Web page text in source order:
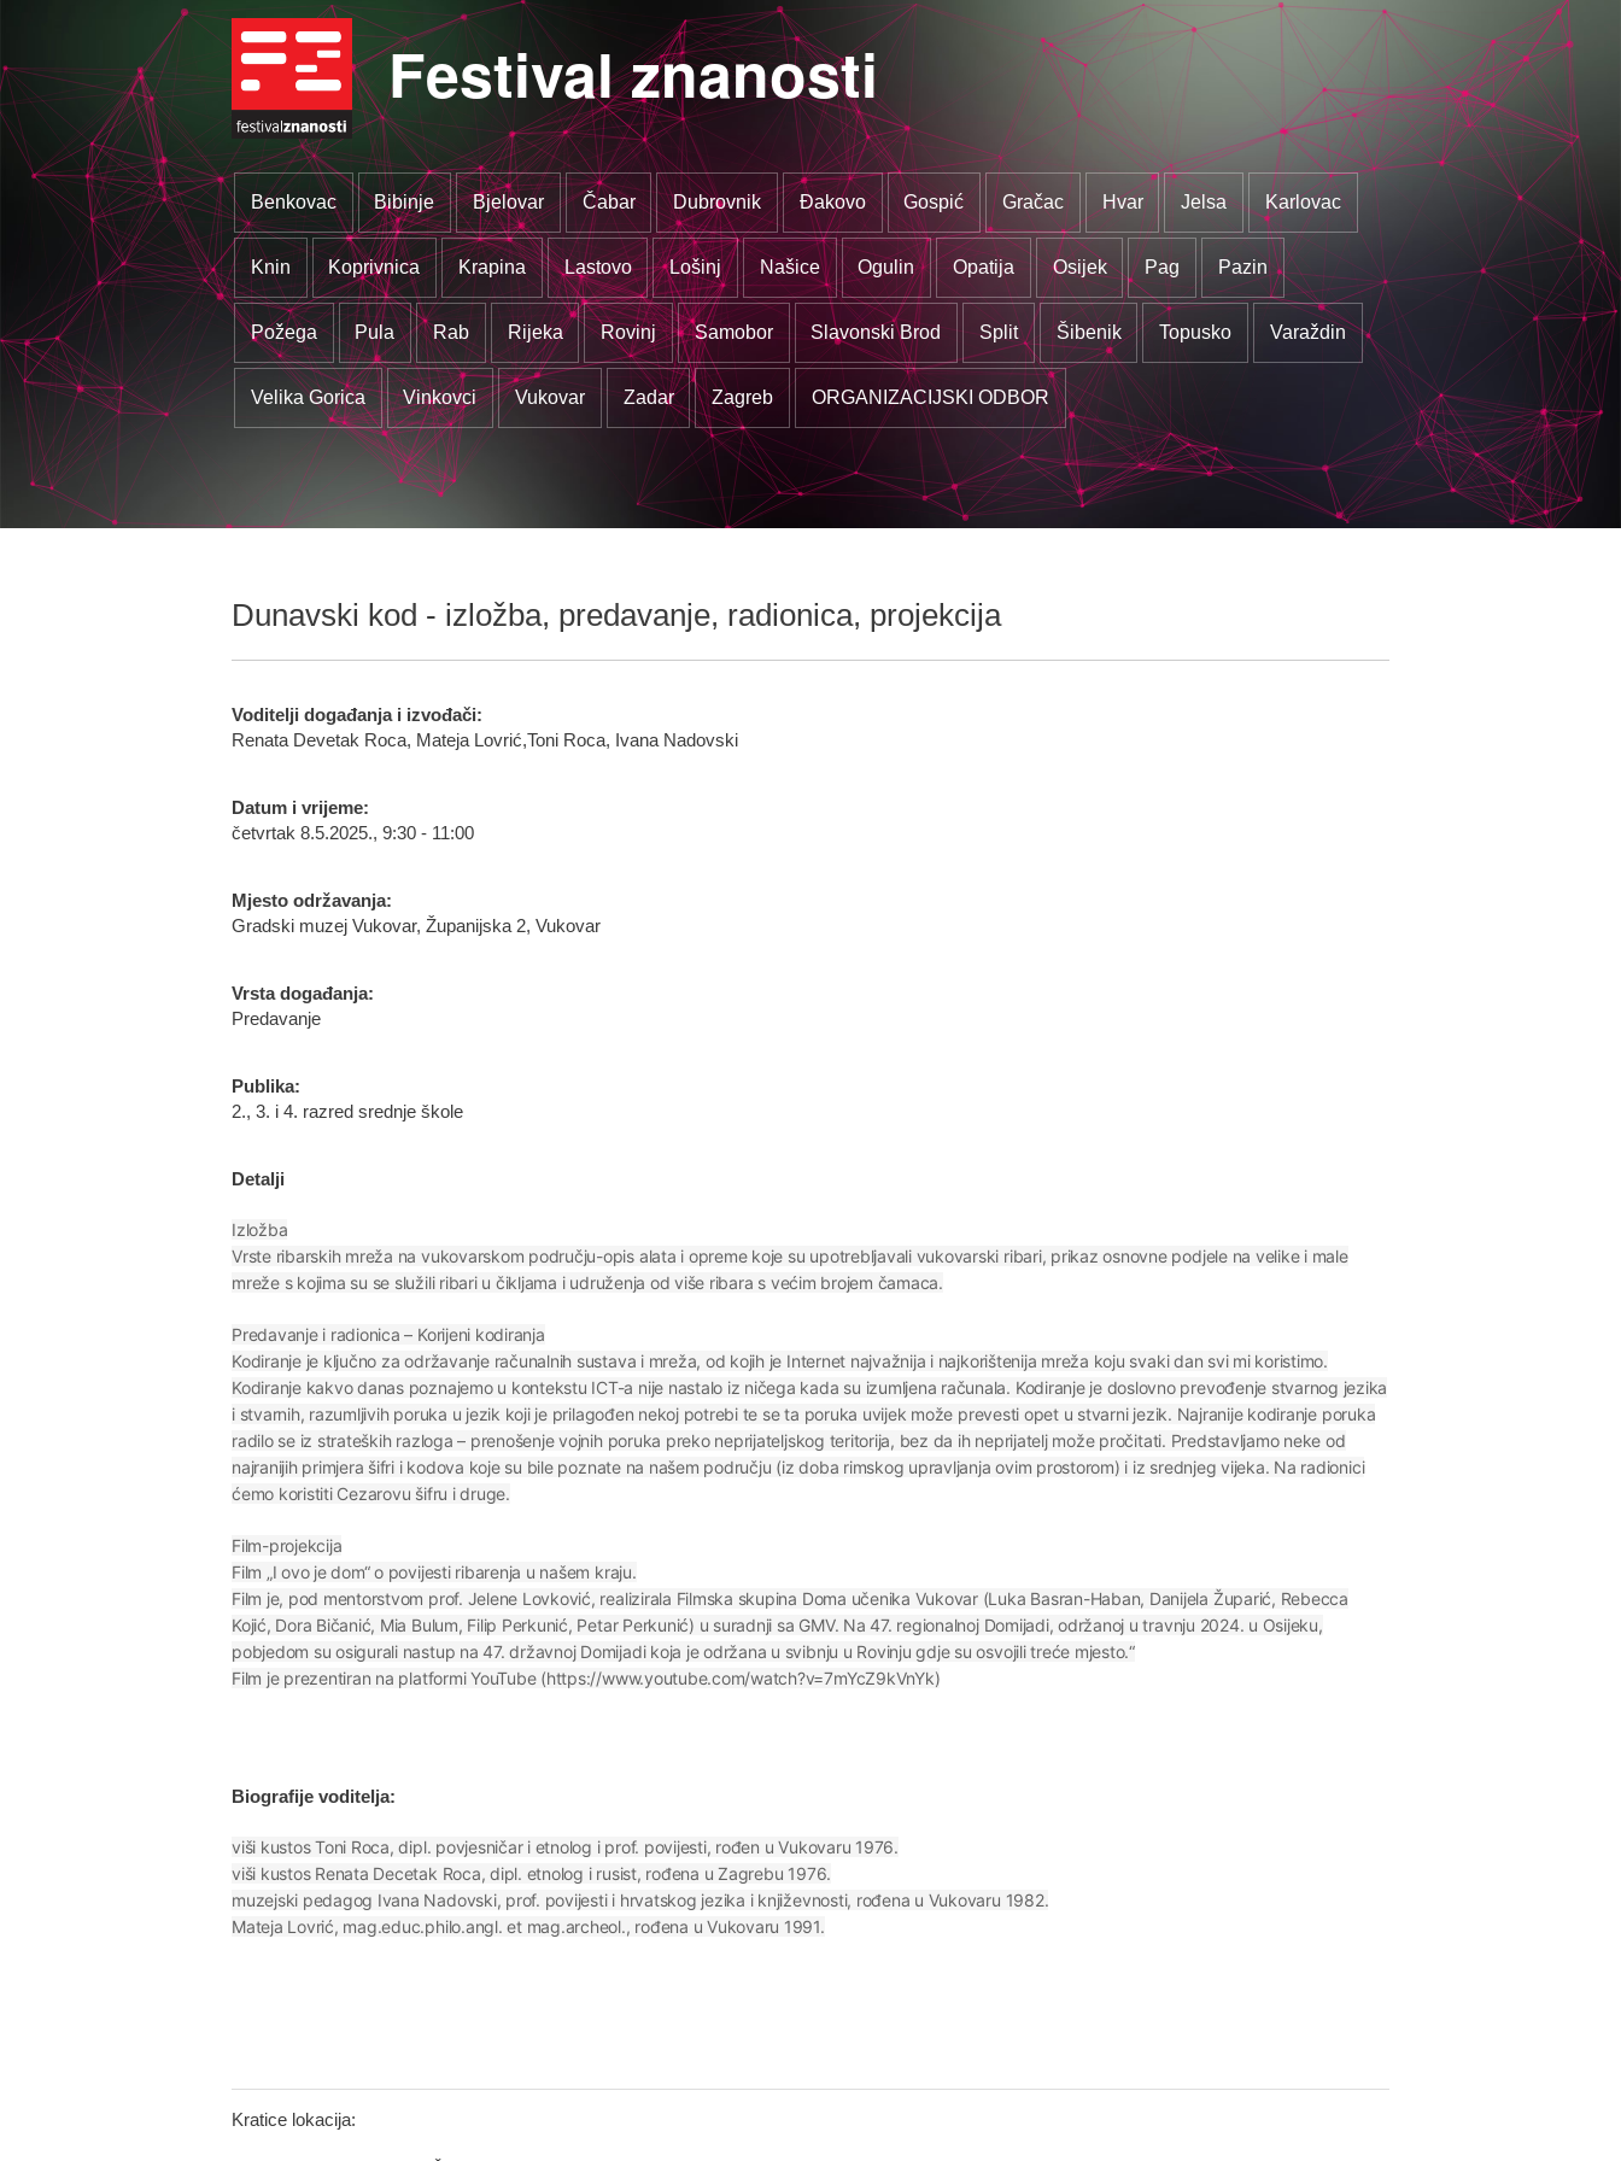
Festival znanosti
Benkovac Bibinje Bjelovar Čabar Dubrovnik Đakovo Gospić Gračac Hvar Jelsa Karlovac
Knin Koprivnica Krapina Lastovo Lošinj Našice Ogulin Opatija Osijek Pag Pazin
Požega Pula Rab Rijeka Rovinj Samobor Slavonski Brod Split Šibenik Topusko Varaždin
Velika Gorica Vinkovci Vukovar Zadar Zagreb ORGANIZACIJSKI ODBOR
Dunavski kod - izložba, predavanje, radionica, projekcija
Voditelji događanja i izvođači:
Renata Devetak Roca, Mateja Lovrić,Toni Roca, Ivana Nadovski
Datum i vrijeme:
četvrtak 8.5.2025., 9:30 - 11:00
Mjesto održavanja:
Gradski muzej Vukovar, Županijska 2, Vukovar
Vrsta događanja:
Predavanje
Publika:
2., 3. i 4. razred srednje škole
Detalji
Izložba
Vrste ribarskih mreža na vukovarskom području-opis alata i opreme koje su upotrebljavali vukovarski ribari, prikaz osnovne podjele na velike i male
mreže s kojima su se služili ribari u čikljama i udruženja od više ribara s većim brojem čamaca.
Predavanje i radionica – Korijeni kodiranja
Kodiranje je ključno za održavanje računalnih sustava i mreža, od kojih je Internet najvažnija i najkorištenija mreža koju svaki dan svi mi koristimo.
Kodiranje kakvo danas poznajemo u kontekstu ICT-a nije nastalo iz ničega kada su izumljena računala. Kodiranje je doslovno prevođenje stvarnog jezika
i stvarnih, razumljivih poruka u jezik koji je prilagođen nekoj potrebi te se ta poruka uvijek može prevesti opet u stvarni jezik. Najranije kodiranje poruka
radilo se iz strateških razloga – prenošenje vojnih poruka preko neprijateljskog teritorija, bez da ih neprijatelj može pročitati. Predstavljamo neke od
najranijih primjera šifri i kodova koje su bile poznate na našem području (iz doba rimskog upravljanja ovim prostorom) i iz srednjeg vijeka. Na radionici
ćemo koristiti Cezarovu šifru i druge.
Film-projekcija
Film „I ovo je dom“ o povijesti ribarenja u našem kraju.
Film je, pod mentorstvom prof. Jelene Lovković, realizirala Filmska skupina Doma učenika Vukovar (Luka Basran-Haban, Danijela Župarić, Rebecca
Kojić, Dora Bičanić, Mia Bulum, Filip Perkunić, Petar Perkunić) u suradnji sa GMV. Na 47. regionalnoj Domijadi, održanoj u travnju 2024. u Osijeku,
pobjedom su osigurali nastup na 47. državnoj Domijadi koja je održana u svibnju u Rovinju gdje su osvojili treće mjesto.“
Film je prezentiran na platformi YouTube (https://www.youtube.com/watch?v=7mYcZ9kVnYk)
Biografije voditelja:
viši kustos Toni Roca, dipl. povjesničar i etnolog i prof. povijesti, rođen u Vukovaru 1976.
viši kustos Renata Decetak Roca, dipl. etnolog i rusist, rođena u Zagrebu 1976.
muzejski pedagog Ivana Nadovski, prof. povijesti i hrvatskog jezika i književnosti, rođena u Vukovaru 1982.
Mateja Lovrić, mag.educ.philo.angl. et mag.archeol., rođena u Vukovaru 1991.
Kratice lokacija: